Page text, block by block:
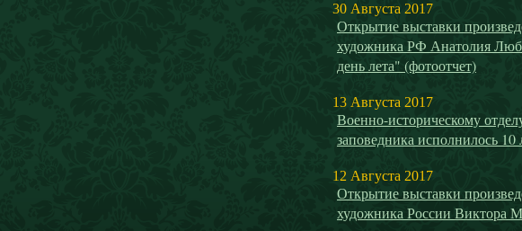
30 Августа 2017
Открытие выставки
художника РФ Анатолия
день лета" (фотоотчет)
13 Августа 2017
Военно-историческому
заповедника исполнилось 10
12 Августа 2017
Открытие выставки
художника России Виктора